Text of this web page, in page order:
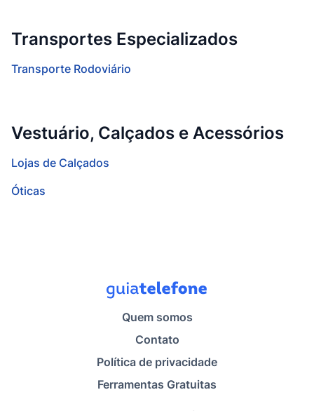
Transportes Especializados
Transporte Rodoviário
Vestuário, Calçados e Acessórios
Lojas de Calçados
Óticas
Quem somos
Contato
Política de privacidade
Ferramentas Gratuitas